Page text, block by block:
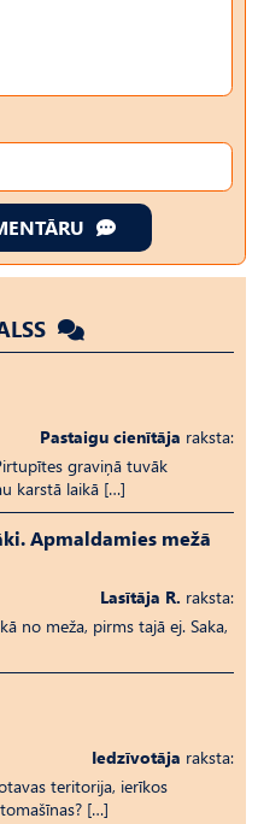
Pastaigu cienītāja raksta:
graviņā tuvāk
karstā laikā […]
Apmaldamies mežā
Lasītāja R. raksta:
no meža, pirms tajā ej. Saka,
Iedzīvotāja raksta:
teritorija, ierīkos
[…]